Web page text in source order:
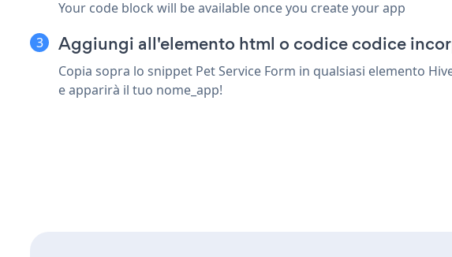
Your code block will be available once you create your app
Aggiungi all'elemento html o codice codice
Copia sopra lo snippet Pet Service Form in qualsiasi elemento
e apparirà il tuo nome_app!